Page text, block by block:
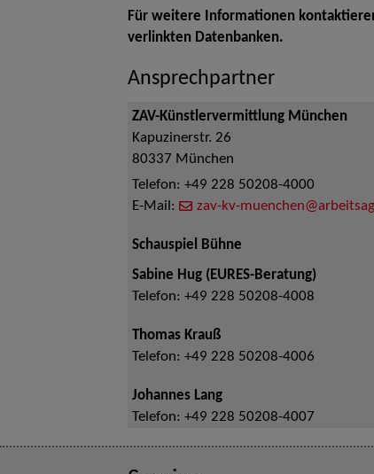
Für weitere Informationen
verlinkten Datenbanken.
Ansprechpartner
ZAV-Künstlervermittlung München
Kapuzinerstr. 26
80337 München
Telefon: +49 228 50208-4000
E-Mail:
zav-kv-
Schauspiel Bühne
Sabine Hug (EURES-Beratung)
Telefon: +49 228 50208-4008
Thomas Krauß
Telefon: +49 228 50208-4006
Johannes Lang
Telefon: +49 228 50208-4007